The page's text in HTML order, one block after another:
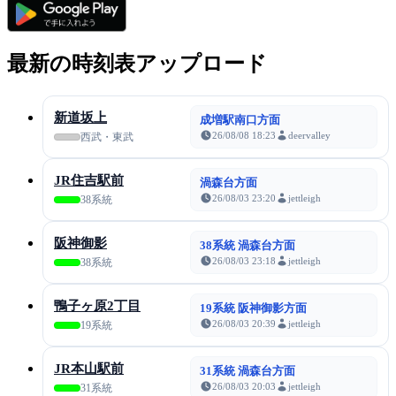
最新の時刻表アップロード
新道坂上
西武・東武
成増駅南口方面
26/08/08 18:23 deervalley
JR住吉駅前
38系統
渦森台方面
26/08/03 23:20 jettleigh
阪神御影
38系統
38系統 渦森台方面
26/08/03 23:18 jettleigh
鴨子ヶ原2丁目
19系統
19系統 阪神御影方面
26/08/03 20:39 jettleigh
JR本山駅前
31系統
31系統 渦森台方面
26/08/03 20:03 jettleigh